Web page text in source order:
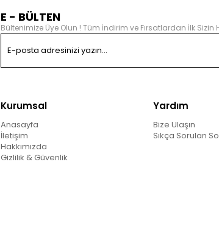
E - BÜLTEN
Bültenimize Üye Olun ! Tüm İndirim ve Fırsatlardan İlk Sizin
Kurumsal
Anasayfa
İletişim
Hakkımızda
Gizlilik & Güvenlik
Yardım
Bize Ulaşın
Sıkça Sorulan